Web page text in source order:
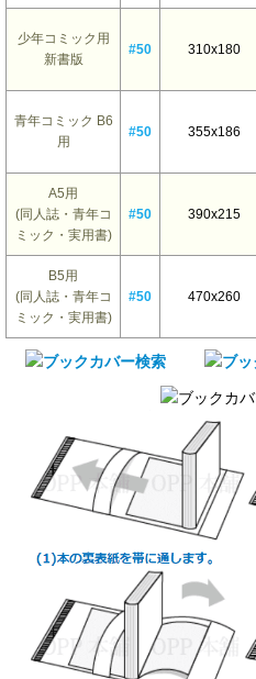
少年コミック用
新書版
#50 310x180
青年コミック B6
用
#50 355x186
A5用
(同人誌・青年コ
ミック・実用書)
#50 390x215
B5用
(同人誌・青年コ
ミック・実用書)
#50 470x260